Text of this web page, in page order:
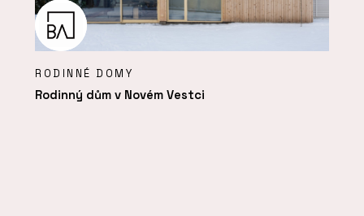
RODINNÉ DOMY
Rodinný dům v Novém Vestci